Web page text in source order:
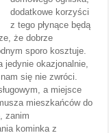
dodatkowe korzyści
z tego płynące będą
że dobrze
sporo kosztuje.
okazjonalnie,
się nie zwróci.
a miejsce
mieszkańców do
zanim
kominka z